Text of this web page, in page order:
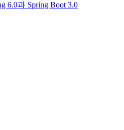
6.0과 Spring Boot 3.0